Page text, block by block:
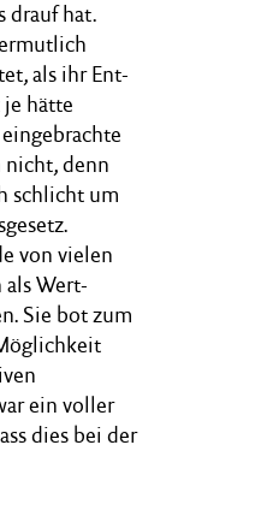
drauf hat.
als ihr Ent-
hätte
nicht, denn
schlicht um
von vielen
Wert-
Sie bot zum
ein voller
dies bei der